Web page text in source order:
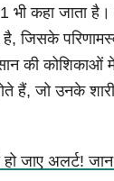
भी कहा जाता
जिसके
की
हैं, जो उनके
हो जाए अलर्ट!